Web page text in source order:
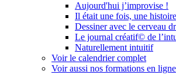
Aujourd'hui j’improvise !
Il était une fois, une
Dessiner avec le cerveau
Le journal créatif© de
Naturellement intuitif
Voir le calendrier complet
Voir aussi nos formations en ligne